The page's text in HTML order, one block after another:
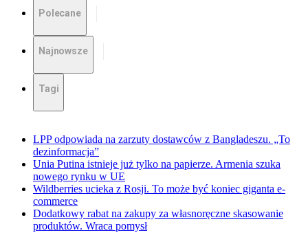
Polecane
Najnowsze
Tagi
LPP odpowiada na zarzuty dostawców z Bangladeszu. „To
dezinformacja”
Unia Putina istnieje już tylko na papierze. Armenia szuka
nowego rynku w UE
Wildberries ucieka z Rosji. To może być koniec giganta e-
commerce
Dodatkowy rabat na zakupy za własnoręczne skasowanie
produktów. Wraca pomysł